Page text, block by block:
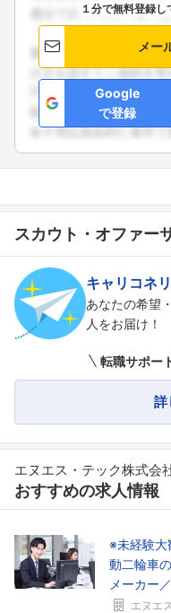
フォ
１分で無料登録
メー
Google
で登録
スカウト・オファー
キャリコネ
あなたの希望
人をお届け！
転職サポー
詳
エヌエス・テック株式会
おすすめの求人情報
※未経験大
動二輪車
メーカー
エヌエ